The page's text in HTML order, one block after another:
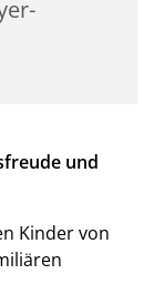
und
Kinder von